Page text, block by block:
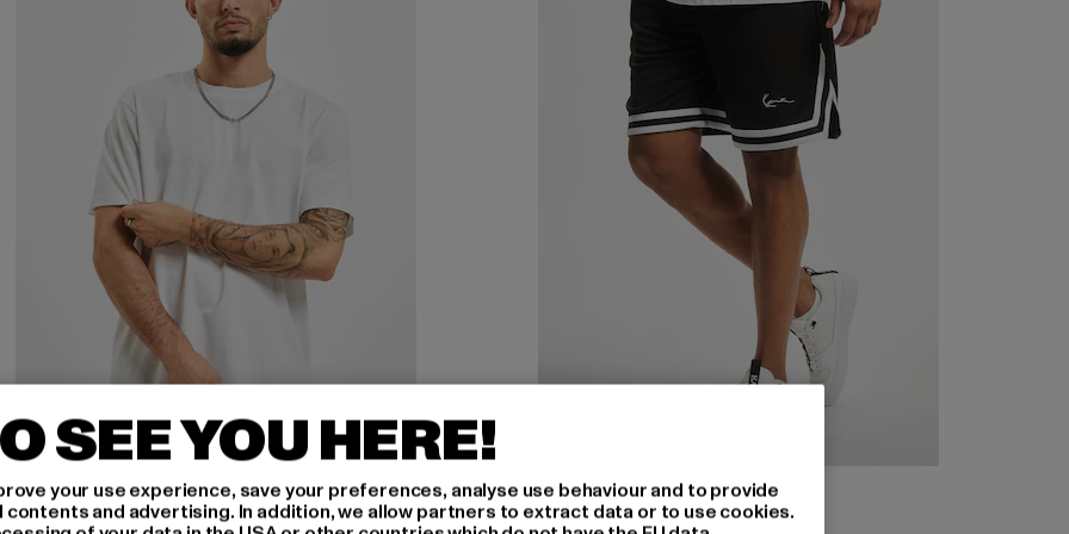
URBAN CLASSICS
Basic
KARL KANI
Signature Mesh
SEE YOU HERE!
your use experience, save your preferences, analyse use behaviour and to provide
and advertising. In addition, we allow partners to extract data or to use cookies.